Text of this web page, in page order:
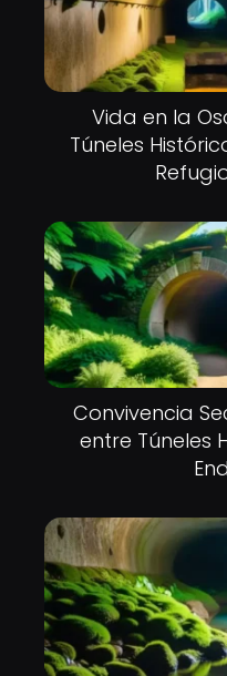
Vida en la
Túneles
Convivencia
entre Túneles